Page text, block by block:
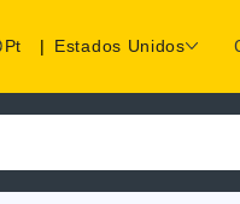
Pt | Estados Unidos